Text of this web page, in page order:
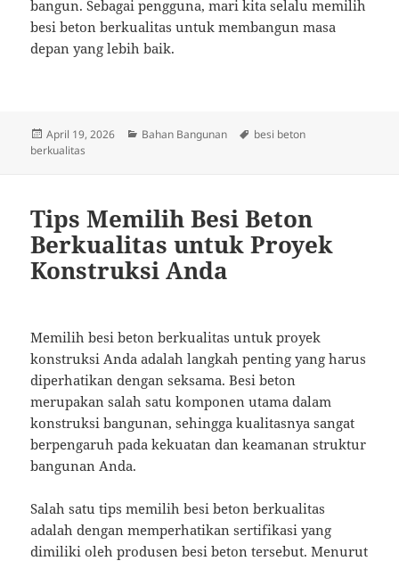
bangun. Sebagai pengguna, mari kita selalu memilih
besi beton berkualitas untuk membangun masa
depan yang lebih baik.
Posted
on
April 19, 2026 Categories
Bahan Bangunan Tags
besi beton
berkualitas
Tips Memilih Besi Beton
Berkualitas untuk Proyek
Konstruksi Anda
Memilih besi beton berkualitas untuk proyek
konstruksi Anda adalah langkah penting yang harus
diperhatikan dengan seksama. Besi beton
merupakan salah satu komponen utama dalam
konstruksi bangunan, sehingga kualitasnya sangat
berpengaruh pada kekuatan dan keamanan struktur
bangunan Anda.
Salah satu tips memilih besi beton berkualitas
adalah dengan memperhatikan sertifikasi yang
dimiliki oleh produsen besi beton tersebut. Menurut